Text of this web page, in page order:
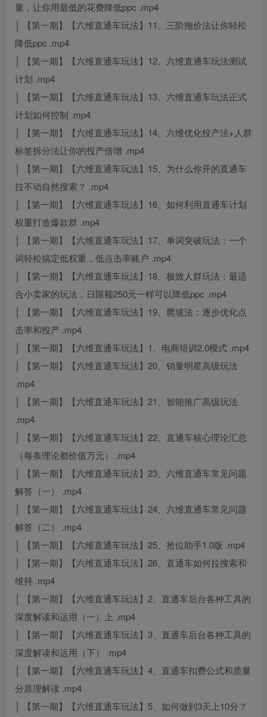
量，让你用最低的花费降低ppc .mp4
│ 【第一期】【六维直通车玩法】11、三阶拖价法让你轻松
降低ppc .mp4
│ 【第一期】【六维直通车玩法】12、六维直通车玩法测试
计划 .mp4
│ 【第一期】【六维直通车玩法】13、六维直通车玩法正式
计划如何控制 .mp4
│ 【第一期】【六维直通车玩法】14、六维优化投产法+人群
标签拆分法让你的投产倍增 .mp4
│ 【第一期】【六维直通车玩法】15、为什么你开的直通车
拉不动自然搜索？ .mp4
│ 【第一期】【六维直通车玩法】16、如何利用直通车计划
权重打造爆款群 .mp4
│ 【第一期】【六维直通车玩法】17、单词突破玩法：一个
词轻松搞定低权重，低点击率账户 .mp4
│ 【第一期】【六维直通车玩法】18、极致人群玩法：最适
合小卖家的玩法，日限额250元一样可以降低ppc .mp4
│ 【第一期】【六维直通车玩法】19、爬坡法：逐步优化点
击率和投产 .mp4
│ 【第一期】【六维直通车玩法】1、电商培训2.0模式 .mp4
│ 【第一期】【六维直通车玩法】20、销量明星高级玩法
.mp4
│ 【第一期】【六维直通车玩法】21、智能推广高级玩法
.mp4
│ 【第一期】【六维直通车玩法】22、直通车核心理论汇总
（每条理论都价值万元） .mp4
│ 【第一期】【六维直通车玩法】23、六维直通车常见问题
解答（一） .mp4
│ 【第一期】【六维直通车玩法】24、六维直通车常见问题
解答（二） .mp4
│ 【第一期】【六维直通车玩法】25、抢位助手1.0版 .mp4
│ 【第一期】【六维直通车玩法】26、直通车如何拉搜索和
维持 .mp4
│ 【第一期】【六维直通车玩法】2、直通车后台各种工具的
深度解读和运用（一）上 .mp4
│ 【第一期】【六维直通车玩法】3、直通车后台各种工具的
深度解读和运用（下） .mp4
│ 【第一期】【六维直通车玩法】4、直通车扣费公式和质量
分原理解读 .mp4
│ 【第一期】【六维直通车玩法】5、如何做到3天上10分？